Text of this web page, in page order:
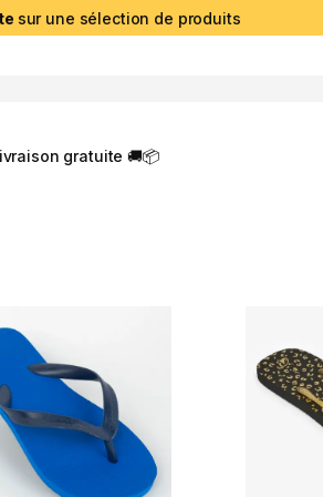
sur une sélection de produits
gratuite 🚚📦